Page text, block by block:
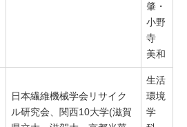
肇・
小野
寺
美和
日本繊維機械学会リサイク
ル研究会、関西10大学(滋賀
生活
環境
学